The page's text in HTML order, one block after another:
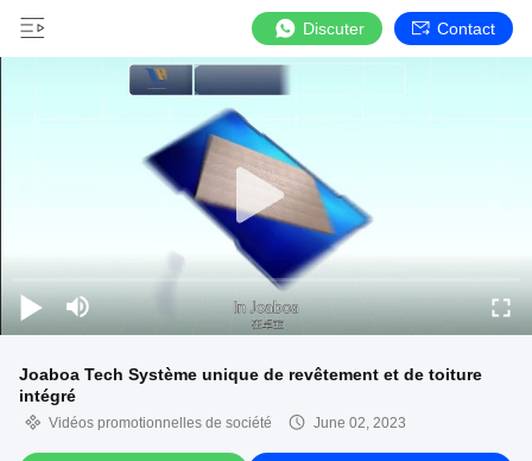
Discuter Contact
Joaboa Tech Système unique de revêtement et de toiture
intégré
Vidéos promotionnelles de société June 02, 2023